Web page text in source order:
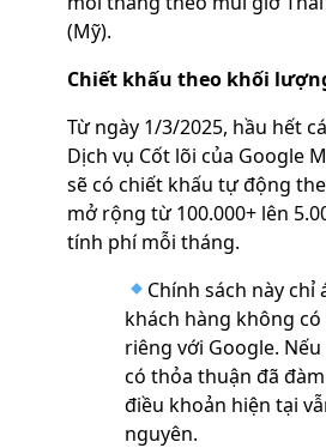
(Mỹ).
Chiết khấu theo khối
Từ ngày 1/3/2025, hầu hết
Dịch vụ Cốt lõi của Google
sẽ có chiết khấu tự động
mở rộng từ 100.000+ lên
tính phí mỗi tháng.
Chính sách này chỉ
khách hàng không
riêng với Google.
có thỏa thuận đã
điều khoản hiện tại
nguyên.